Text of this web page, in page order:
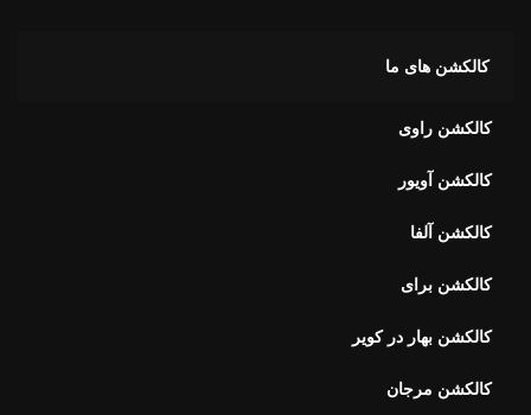
کالکشن های ما
کالکشن راوی
کالکشن آویور
کالکشن آلفا
کالکشن برای
کالکشن بهار در کویر
کالکشن مرجان